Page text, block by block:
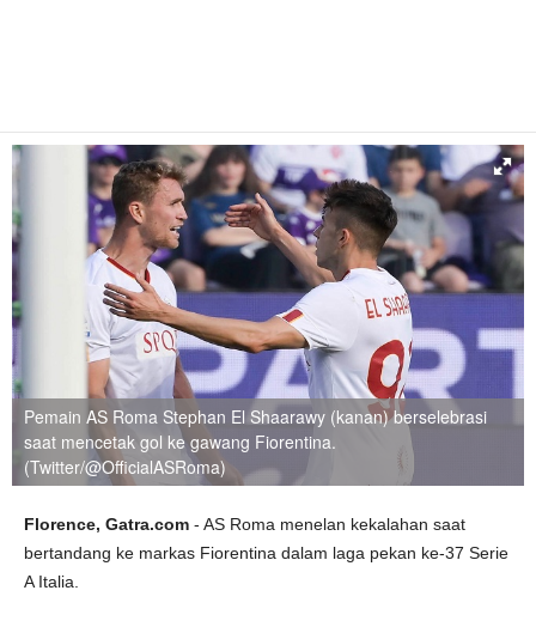
Pemain AS Roma Stephan El Shaarawy (kanan) berselebrasi
saat mencetak gol ke gawang Fiorentina.
(Twitter/@OfficialASRoma)
Florence, Gatra.com - AS Roma menelan kekalahan saat
bertandang ke markas Fiorentina dalam laga pekan ke-37 Serie
A Italia.